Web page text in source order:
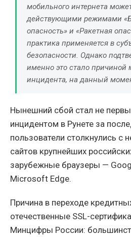
мобильного интернета
действующими режимами
опасность» и «Ракетная
практика применяется в
безопасности. Однако
именно это стало причиной
инцидента, на данный
Нынешний сбой стал не
инцидентом в Рунете за
пользователи столкнулись с
сайтов крупнейших
зарубежные браузеры —
Microsoft Edge.
Причина в переходе
отечественные SSL-
Минцифры России: